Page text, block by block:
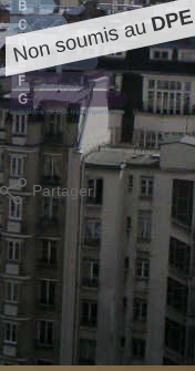
Partager